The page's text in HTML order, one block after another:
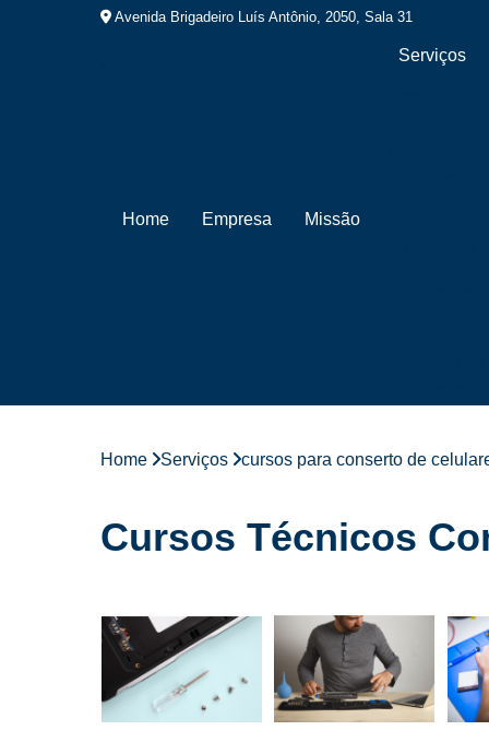
Avenida Brigadeiro Luís Antônio, 2050, Sala 31
Home Empresa Missão
Serviços
de celular
celulares
de celular
Cursos para
manutenção
de celulares
Loja de
Home Serviços cursos para conserto de
Cursos Técnicos